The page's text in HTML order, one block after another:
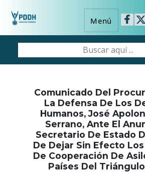
Menú
Comunicado Del
La Defensa De Los
Humanos, José
Serrano, Ante El
Secretario De Estado
De Dejar Sin Efecto
De Cooperación De
Países Del